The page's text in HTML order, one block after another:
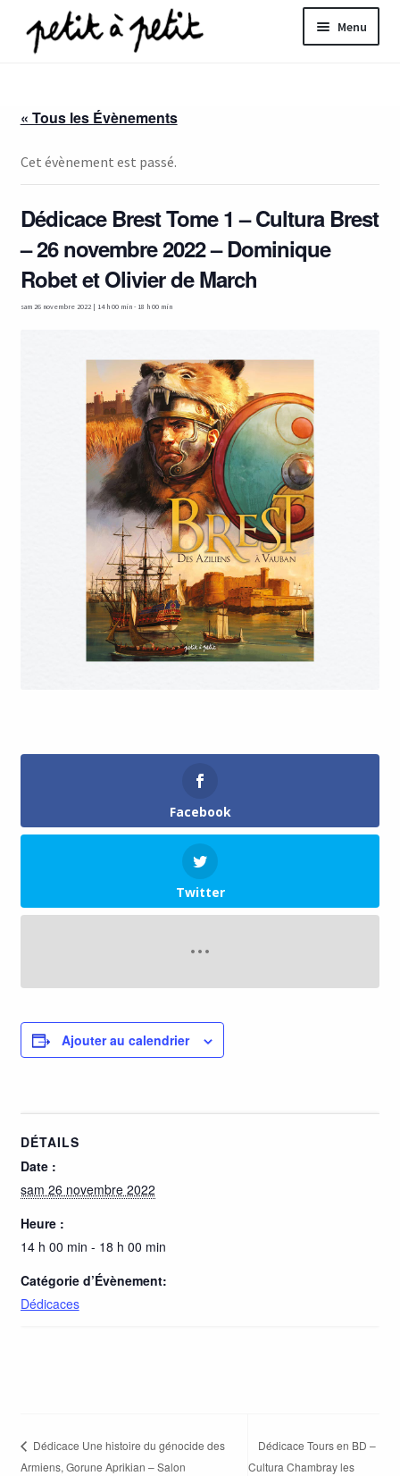
Aller
à
Aller
au
Menu
« Tous les Évènements
Cet évènement est passé.
Dédicace Brest Tome 1 – Cultura Brest
– 26 novembre 2022 – Dominique
Robet et Olivier de March
sam 26 novembre 2022 | 14 h 00 min- 18 h 00 min
Facebook
Twitter
Ajouter au calendrier
DÉTAILS
Date :
sam 26 novembre 2022
Heure :
14 h 00 min - 18 h 00 min
Catégorie d’Évènement:
Dédicaces
Dédicace Une histoire du génocide des
Armiens, Gorune Aprikian – Salon
Dédicace Tours en BD –
Cultura Chambray les